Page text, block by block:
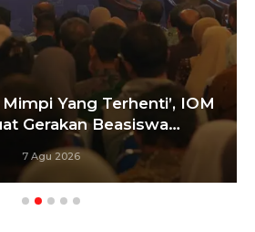
Yang Terhenti’, IOM
Gerakan Beasiswa…
7 Agu 2026